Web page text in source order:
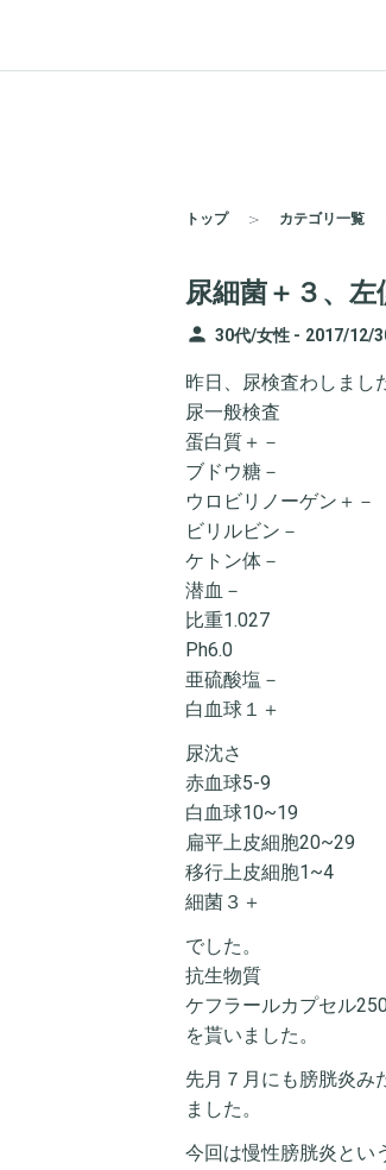
トップ カテゴリ一覧
尿細菌＋３、左
person 30代/女性 - 2017/12/
昨日、尿検査わしまし
尿一般検査
蛋白質＋－
ブドウ糖－
ウロビリノーゲン＋－
ビリルビン－
ケトン体－
潜血－
比重1.027
Ph6.0
亜硫酸塩－
白血球１＋
尿沈さ
赤血球5-9
白血球10~19
扁平上皮細胞20~29
移行上皮細胞1~4
細菌３＋
でした。
抗生物質
ケフラールカプセル
を貰いました。
先月７月にも膀胱炎み
ました。
今回は慢性膀胱炎とい